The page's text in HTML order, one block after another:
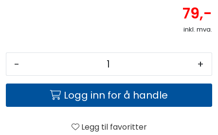
79,-
inkl. mva.
- +
Logg inn for å handle
Legg til favoritter
Nyheter